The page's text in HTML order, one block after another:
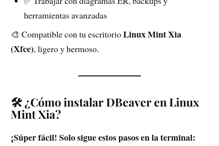
herramientas avanzadas
🎨 Compatible con tu escritorioLinux Mint Xia
(Xfce), ligero y hermoso.
🛠️ ¿Cómo instalar DBeaver en Linux
Mint Xia?
¡Súper fácil! Solo sigue estos pasos en la terminal: